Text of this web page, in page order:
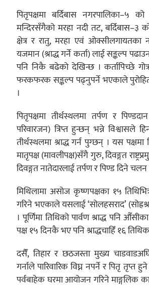
पितृपक्षमा बर्दिबास नगरपालिका–५
मन्दिरसँगैको मरहा नदी तट, बर्दिबास–३
क्षेत्र र रातु, मरहा एवं ओक्सीलगायतका
यजमान (श्राद्ध गर्ने कर्ता) लाई सङ्कल्प
पनि निकै बढेको देखिन्छ । कर्तापिच्छे
फरकफरक सङ्कल्प पढ्नुपर्ने भएकाले
।
पितृपक्षमा तीर्थस्थलमा तर्पण र
परिवारजन) त्रिप्त हुन्छन् भन्ने विश्वासले
तीर्थस्थलमा श्राद्ध गर्न पुग्छन् । यस पक्षमा
मातृपक्ष (मावलीपक्ष)सँगै गुरु, दिवङ्गत
दिवङ्गत नातेदारलाई तर्पण र पिण्ड दिने
मिथिलामा असोज कृष्णपक्षका १५
गरिने भएकाले यसलाई ‘सोलहसराद’
। पूर्णिमा तिथिको पार्वण श्राद्ध पनि
पक्ष १५ दिनकै भए पनि श्राद्धचाहिँ १६
दसैँं, तिहार र छठजस्ता मुख्य
गर्नाले पारिवारिक विघ्न नपर्ने र पितृ तृप्त
पर्वबाहेक घरमा आयोजन गरिने माङ्गलिक